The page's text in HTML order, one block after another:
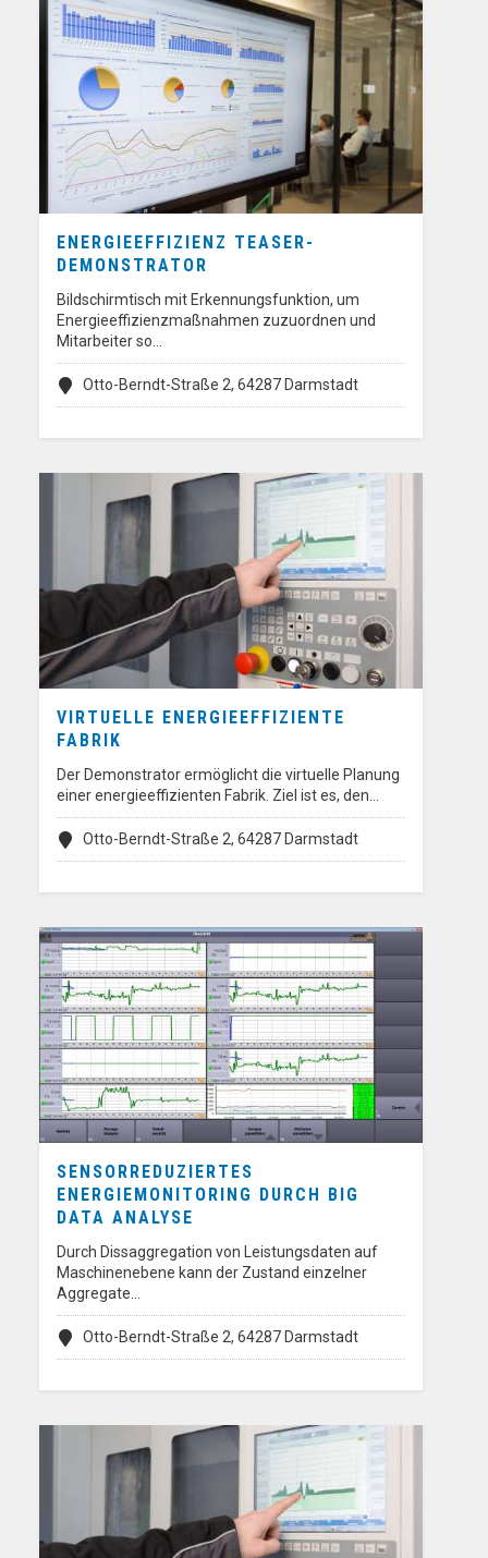
ENERGIEEFFIZIENZ TEASER-
DEMONSTRATOR
Bildschirmtisch mit Erkennungsfunktion, um
Energieeffizienzmaßnahmen zuzuordnen und
Mitarbeiter so…
Otto-Berndt-Straße 2, 64287 Darmstadt
VIRTUELLE ENERGIEEFFIZIENTE
FABRIK
Der Demonstrator ermöglicht die virtuelle Planung
einer energieeffizienten Fabrik. Ziel ist es, den…
Otto-Berndt-Straße 2, 64287 Darmstadt
SENSORREDUZIERTES
ENERGIEMONITORING DURCH BIG
DATA ANALYSE
Durch Dissaggregation von Leistungsdaten auf
Maschinenebene kann der Zustand einzelner
Aggregate…
Otto-Berndt-Straße 2, 64287 Darmstadt